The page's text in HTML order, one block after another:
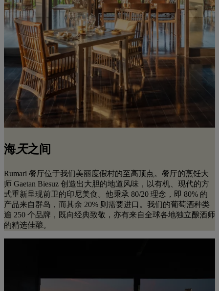
海天之间
Rumari 餐厅位于我们美丽度假村的至高顶点。餐厅的烹饪大
师 Gaetan Biesuz 创造出大胆的地道风味，以有机、现代的方
式重新呈现前卫的印尼美食。他秉承 80/20 理念，即 80% 的
产品来自群岛，而其余 20% 则需要进口。我们的葡萄酒种类
逾 250 个品牌，既向经典致敬，亦有来自全球各地独立酿酒师
的精选佳酿。